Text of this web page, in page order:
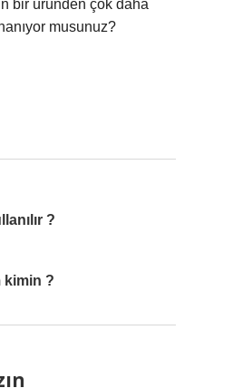
bir üründen çok daha
musunuz?
?
kimin ?